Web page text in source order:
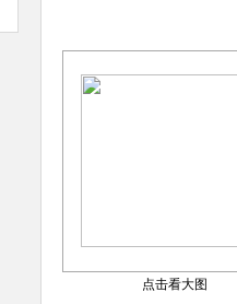
点击看大图